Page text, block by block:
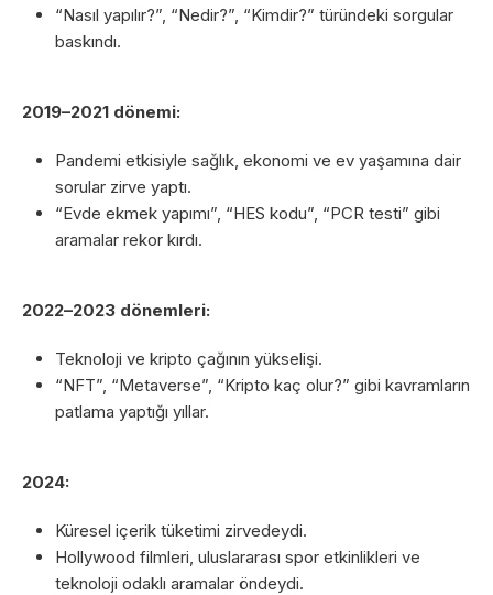
“Nasıl yapılır?”, “Nedir?”, “Kimdir?” türündeki sorgular
baskındı.
2019–2021 dönemi:
Pandemi etkisiyle sağlık, ekonomi ve ev yaşamına dair
sorular zirve yaptı.
“Evde ekmek yapımı”, “HES kodu”, “PCR testi” gibi
aramalar rekor kırdı.
2022–2023 dönemleri:
Teknoloji ve kripto çağının yükselişi.
“NFT”, “Metaverse”, “Kripto kaç olur?” gibi kavramların
patlama yaptığı yıllar.
2024:
Küresel içerik tüketimi zirvedeydi.
Hollywood filmleri, uluslararası spor etkinlikleri ve
teknoloji odaklı aramalar öndeydi.